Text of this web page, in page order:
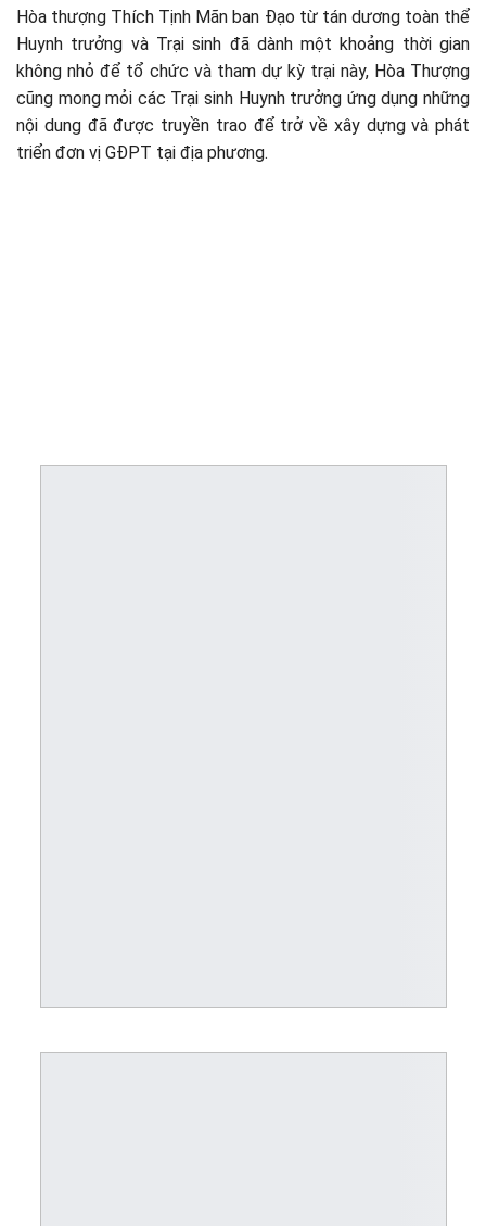
Hòa thượng Thích Tịnh Mãn ban Đạo từ tán dương toàn thể
Huynh trưởng và Trại sinh đã dành một khoảng thời gian
không nhỏ để tổ chức và tham dự kỳ trại này, Hòa Thượng
cũng mong mỏi các Trại sinh Huynh trưởng ứng dụng những
nội dung đã được truyền trao để trở về xây dựng và phát
triển đơn vị GĐPT tại địa phương.